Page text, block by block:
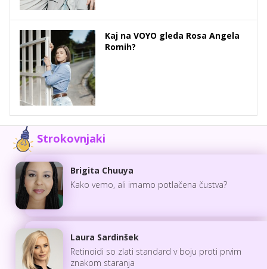
Kaj na VOYO gleda Rosa Angela
Romih?
Strokovnjaki
Brigita Chuuya
Kako vemo, ali imamo potlačena čustva?
Laura Sardinšek
Retinoidi so zlati standard v boju proti prvim
znakom staranja